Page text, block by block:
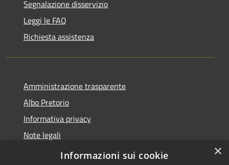
Segnalazione disservizio
Leggi le FAQ
Richiesta assistenza
Amministrazione trasparente
Albo Pretorio
Informativa privacy
Note legali
Dichiarazione di accessibilità
×
Informazioni sui cookie